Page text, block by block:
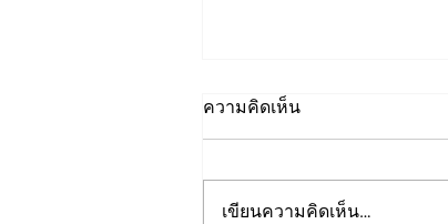
ความคิดเห็น
เขียนความคิดเห็น…